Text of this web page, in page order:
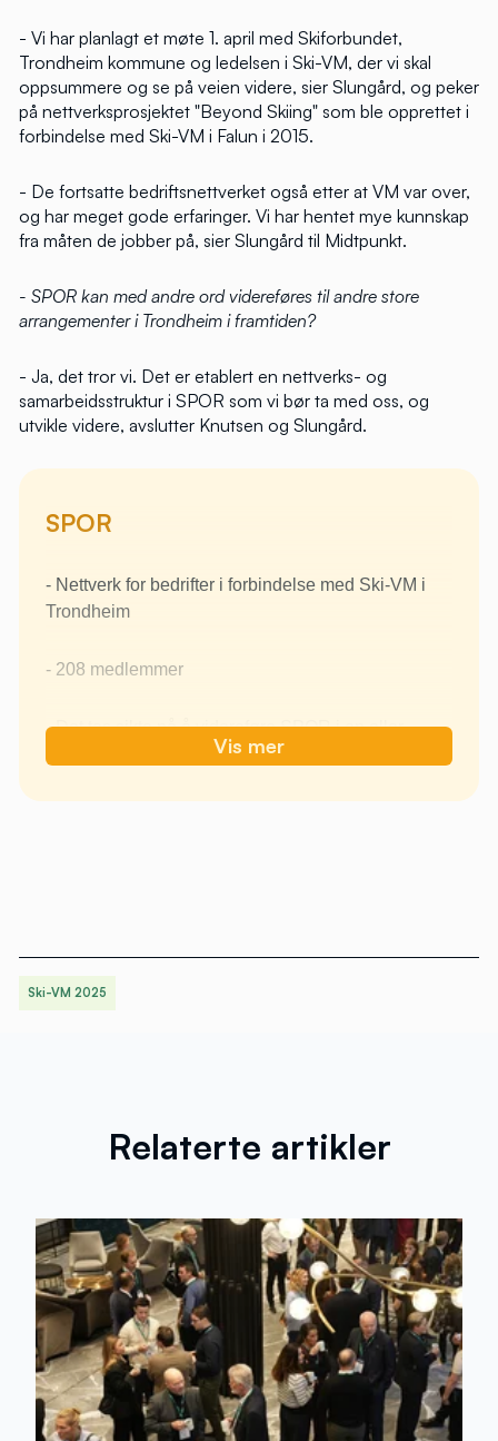
- Vi har planlagt et møte 1. april med Skiforbundet,
Trondheim kommune og ledelsen i Ski-VM, der vi skal
oppsummere og se på veien videre, sier Slungård, og peker
på nettverksprosjektet "Beyond Skiing" som ble opprettet i
forbindelse med Ski-VM i Falun i 2015.
- De fortsatte bedriftsnettverket også etter at VM var over,
og har meget gode erfaringer. Vi har hentet mye kunnskap
fra måten de jobber på, sier Slungård til Midtpunkt.
- SPOR kan med andre ord videreføres til andre store
arrangementer i Trondheim i framtiden?
- Ja, det tror vi. Det er etablert en nettverks- og
samarbeidsstruktur i SPOR som vi bør ta med oss, og
utvikle videre, avslutter Knutsen og Slungård.
SPOR
- Nettverk for bedrifter i forbindelse med Ski-VM i
Trondheim
- 208 medlemmer
- Det tas sikte på å videreføre SPOR i en eller
annen form også etter mesterskapet
Vis mer
Ski-VM 2025
Relaterte artikler